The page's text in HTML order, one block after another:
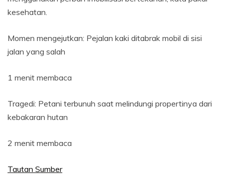
kesehatan.
Momen mengejutkan: Pejalan kaki ditabrak mobil di sisi
jalan yang salah
1 menit membaca
Tragedi: Petani terbunuh saat melindungi propertinya dari
kebakaran hutan
2 menit membaca
Tautan Sumber